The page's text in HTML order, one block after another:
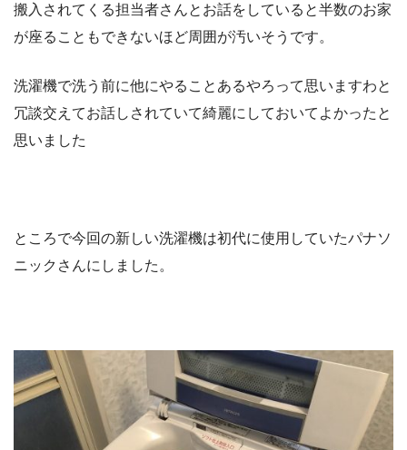
搬入されてくる担当者さんとお話をしていると半数のお家
が座ることもできないほど周囲が汚いそうです。
洗濯機で洗う前に他にやることあるやろって思いますわと
冗談交えてお話しされていて綺麗にしておいてよかったと
思いました
ところで今回の新しい洗濯機は初代に使用していたパナソ
ニックさんにしました。